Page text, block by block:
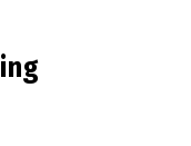
met
geschiedenis,
digitalisering in het